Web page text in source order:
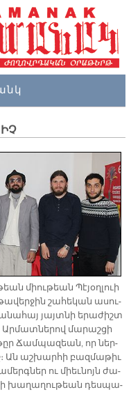
միու­թեան Պէ­յօղ­լուի
շա­հե­կան ա­սու­
յայտ­նի ե­րա­ժիշտ
մա­րաշ­ցի
Ճամ­պա­զեան, որ ներ­
Ան աշ­խար­հի բազ­մա­թիւ
ու միեւ­նոյն ժա­
խա­ղա­ղու­թեան դես­պա­